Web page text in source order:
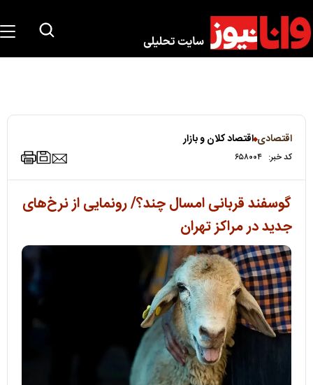
اقتصادی اقتصاد کلان و بازار
کد خبر: ۶۵۸۰۰۴
گوسفند قربانی امسال چند؟/ رونمایی از نرخ‌های
جدید در مراکز تهران